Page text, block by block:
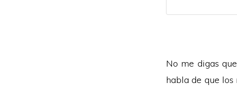
No me digas
habla de que los